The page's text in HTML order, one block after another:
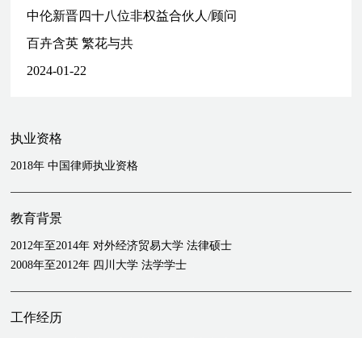
中伦新晋四十八位非权益合伙人/顾问
百卉含英 繁花与共
2024-01-22
执业资格
2018年 中国律师执业资格
教育背景
2012年至2014年 对外经济贸易大学 法律硕士
2008年至2012年 四川大学 法学学士
工作经历